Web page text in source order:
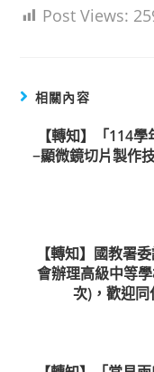
Post Views:
相關內容
【轉知】「114
−顯微鏡切片製作
【轉知】國教署
會辦理高級中等
次)，歡迎